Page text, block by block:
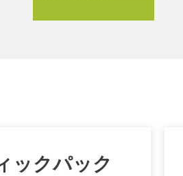
ックパック